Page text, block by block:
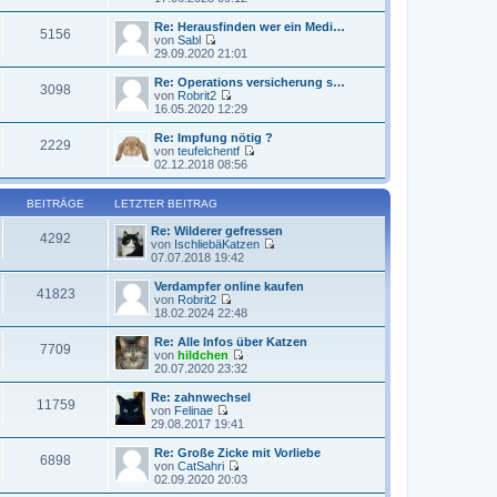
g
e
t
a
g
t
e
r
B
e
t
a
g
e
u
e
s
t
r
B
e
t
r
a
g
5156
Re: Herausfinden wer ein Medi…
von Sabl
N
e
u
e
s
t
r
B
e
i
g
29.09.2020 21:01
3098
Re: Operations versicherung s…
von Robrit2
N
e
u
e
s
t
e
e
i
t
r
g
16.05.2020 12:29
2229
Re: Impfung nötig ?
von teufelchentf
e
u
s
t
e
B
e
i
g
02.12.2018 08:56
BEITRÄGE LETZTER BEITRAG
4292
Re: Wilderer gefressen
von IschliebäKatzen
e
u
e
r
g
07.07.2018 19:42
41823
Verdampfer online kaufen
von Robrit2
N
e
u
e
s
t
r
B
e
t
r
a
18.02.2024 22:48
7709
Re: Alle Infos über Katzen
von hildchen
N
e
u
e
r
B
e
20.07.2020 23:32
11759
Re: zahnwechsel
von Felinae
N
e
u
e
s
t
29.08.2017 19:41
6898
Re: Große Zicke mit Vorliebe
von CatSahri
N
e
02.09.2020 20:03